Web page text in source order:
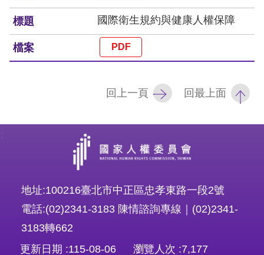
政
府
網
國際衛生規約與健康人權保障
回上一頁 回最上面
地址:100216臺北市中正區忠孝東路一段2號
電話:(02)2341-3183 陳情諮詢專線｜(02)2341-
3183轉662
更新日期
115-08-06 瀏覽人次 7,177